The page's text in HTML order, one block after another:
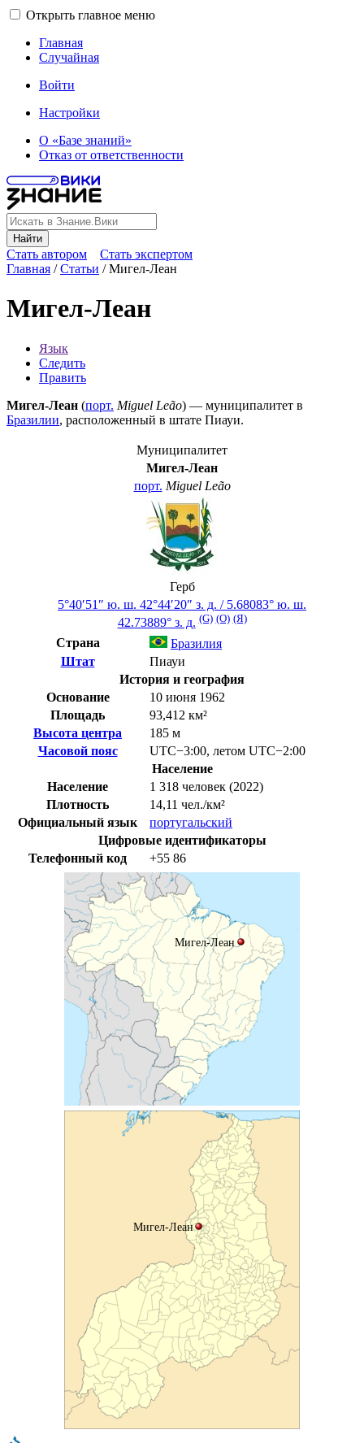
Открыть главное меню
Главная
Случайная
Войти
Настройки
О «Базе знаний»
Отказ от ответственности
Найти
Стать автором
Стать экспертом
Главная /Статьи /Мигел-Леан
Мигел-Леан
Язык
Следить
Править
Мигел-Леан (порт. Miguel Leão) — муниципалитет в
Бразилии, расположенный в штате Пиауи.
Муниципалитет
Мигел-Леан
порт. Miguel Leão
Герб
5°40′51″ ю. ш. 42°44′20″ з. д. / 5.68083° ю. ш.
42.73889° з. д. (G) (O) (Я)
Страна
Бразилия
Штат
Пиауи
История и география
Основание
10 июня 1962
Площадь
93,412 км²
Высота центра
185 м
Часовой пояс
UTC−3:00, летом UTC−2:00
Население
Население
1 318 человек (2022)
Плотность
14,11 чел./км²
Официальный язык
португальский
Цифровые идентификаторы
Телефонный код
+55 86
Мигел-Леан
Мигел-Леан